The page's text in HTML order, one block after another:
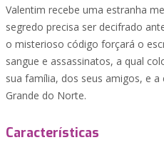
Valentim recebe uma estranha
segredo precisa ser decifrado
o misterioso código forçará o
sangue e assassinatos, a qual
sua família, dos seus amigos, e
Grande do Norte.
Características